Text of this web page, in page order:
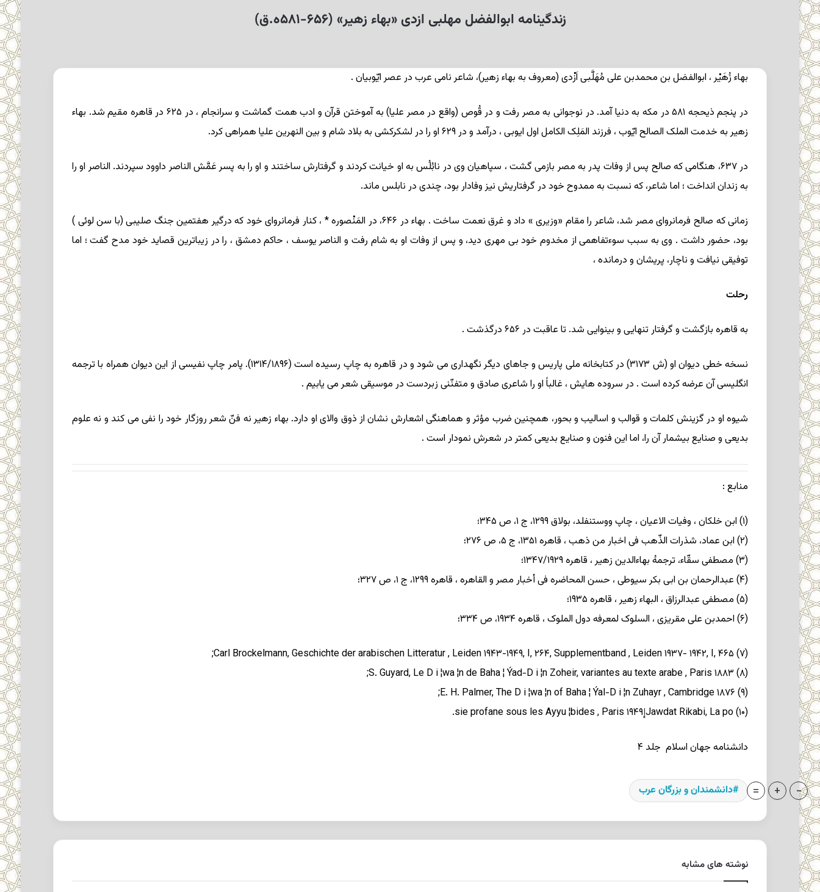
زندگینامه ابوالفضل مهلبی ازدی «بهاء زهیر» (۶۵۶-۵۸۱ه.ق)
بهاء زُهَیْر ، ابوالفضل بن محمدبن علی مُهَلَّبی اَزْدی (معروف به بهاء زهیر)، شاعر نامی عرب در عصر ایّوبیان .
در پنجم ذیحجه ۵۸۱ در مکه به دنیا آمد. در نوجوانی به مصر رفت و در قُوص (واقع در مصر علیا) به آموختن قرآن و ادب همت گماشت و سرانجام ، در ۶۲۵ در قاهره مقیم شد. بهاء
زهیر به خدمت الملک الصالح ایّوب ، فرزند المَلِک الکامل اول ایوبی ، درآمد و در ۶۲۹ او را در لشکرکشی به بلاد شام و بین النهرین علیا همراهی کرد.
در ۶۳۷، هنگامی که صالح پس از وفات پدر به مصر بازمی گشت ، سپاهیان وی در نابُلُس به او خیانت کردند و گرفتارش ساختند و او را به پسر عَمَّش الناصر داوود سپردند. الناصر او را
به زندان انداخت ؛ اما شاعر، که نسبت به ممدوح خود در گرفتاریش نیز وفادار بود، چندی در نابلس ماند.
زمانی که صالح فرمانروای مصر شد، شاعر را مقام «وزیری » داد و غرق نعمت ساخت . بهاء در ۶۴۶، در المَنْصوره * ، کنار فرمانروای خود که درگیر هفتمین جنگ صلیبی (با سن لوئی )
بود، حضور داشت . وی به سبب سوءتفاهمی از مخدوم خود بی مهری دید، و پس از وفات او به شام رفت و الناصر یوسف ، حاکم دمشق ، را در زیباترین قصاید خود مدح گفت ؛ اما
توفیقی نیافت و ناچار، پریشان و درمانده ،
رحلت
به قاهره بازگشت و گرفتار تنهایی و بینوایی شد. تا عاقبت در ۶۵۶ درگذشت .
نسخه خطی دیوان او (ش ۳۱۷۳) در کتابخانه ملی پاریس و جاهای دیگر نگهداری می شود و در قاهره به چاپ رسیده است (۱۳۱۴/۱۸۹۶). پامر چاپ نفیسی از این دیوان همراه با ترجمه
انگلیسی آن عرضه کرده است . در سروده هایش ، غالباً او را شاعری صادق و متفنّنی زبردست در موسیقی شعر می یابیم .
شیوه او در گزینش کلمات و قوالب و اسالیب و بحور، همچنین ضرب مؤثر و هماهنگی اشعارش نشان از ذوق والای او دارد. بهاء زهیر نه فنّ شعر روزگار خود را نفی می کند و نه علوم
بدیعی و صنایع بیشمار آن را، اما این فنون و صنایع بدیعی کمتر در شعرش نمودار است .
منابع:
(۱) ابن خلکان ، وفیات الاعیان ، چاپ ووستنفلد، بولاق ۱۲۹۹، ج ۱، ص ۳۴۵؛
(۲) ابن عماد، شذرات الذّهب فی اخبار من ذهب ، قاهره ۱۳۵۱، ج ۵، ص ۲۷۶؛
(۳) مصطفی سقّاء، ترجمهُ بهاءالدین زهیر ، قاهره ۱۳۴۷/۱۹۲۹؛
(۴) عبدالرحمان بن ابی بکر سیوطی ، حسن المحاضره فی أخبار مصر و القاهره ، قاهره ۱۲۹۹، ج ۱، ص ۳۲۷؛
(۵) مصطفی عبدالرزاق ، البهاء زهیر ، قاهره ۱۹۳۵؛
(۶) احمدبن علی مقریزی ، السلوک لمعرفه دول الملوک ، قاهره ۱۹۳۴، ص ۳۳۴؛
(۷) Carl Brockelmann, Geschichte der arabischen Litteratur , Leiden ۱۹۴۳-۱۹۴۹, I, ۲۶۴, Supplementband , Leiden ۱۹۳۷- ۱۹۴۲, I, ۴۶۵;
(۸) S. Guyard, Le D i ¦wa ¦n de Baha ¦ Ýad-D i ¦n Zoheir, variantes au texte arabe , Paris ۱۸۸۳;
(۹) E. H. Palmer, The D i ¦wa ¦n of Baha ¦ Ýal-D i ¦n Zuhayr , Cambridge ۱۸۷۶;
(۱۰) Jawdat Rikabi, La poإsie profane sous les Ayyu ¦bides , Paris ۱۹۴۹.
دانشنامه جهان اسلام جلد ۴
دانشمندان و بزرگان عرب
نوشته های مشابه
-
+
=